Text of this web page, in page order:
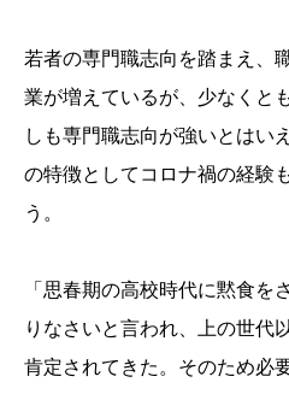
若者の専門職志向を踏まえ、
業が増えているが、少なくと
しも専門職志向が強いとはい
の特徴としてコロナ禍の経験
う。
「思春期の高校時代に黙食を
りなさいと言われ、上の世代
肯定されてきた。そのため必